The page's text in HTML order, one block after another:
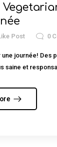
Post 0
journée! Des
saine et